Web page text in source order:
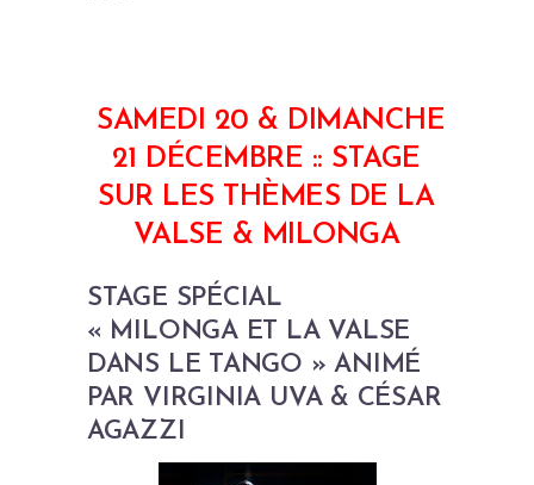
SAMEDI 20 & DIMANCHE
21 DÉCEMBRE :: STAGE
SUR LES THÈMES DE LA
VALSE & MILONGA
STAGE SPÉCIAL
« MILONGA ET LA VALSE
DANS LE TANGO » ANIMÉ
PAR VIRGINIA UVA & CÉSAR
AGAZZI